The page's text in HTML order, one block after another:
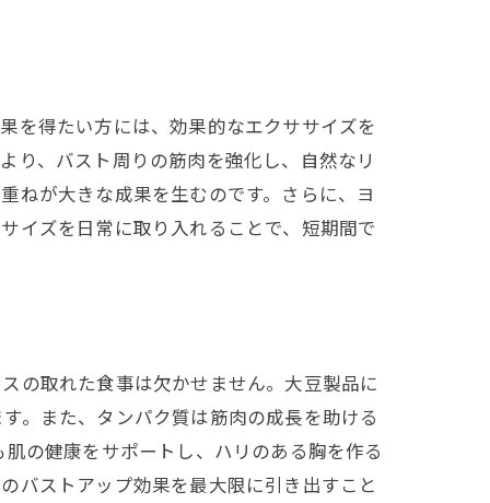
を得たい方には、効果的なエクササイズを
り、バスト周りの筋肉を強化し、自然なリ
ねが大きな成果を生むのです。さらに、ヨ
イズを日常に取り入れることで、短期間で
の取れた食事は欠かせません。大豆製品に
。また、タンパク質は筋肉の成長を助ける
の健康をサポートし、ハリのある胸を作る
バストアップ効果を最大限に引き出すこと